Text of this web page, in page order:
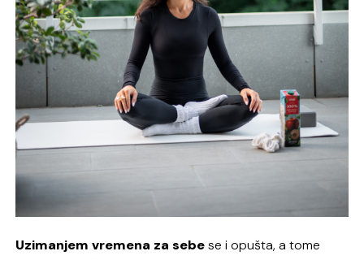
Uzimanjem vremena za sebese i opušta, a tome